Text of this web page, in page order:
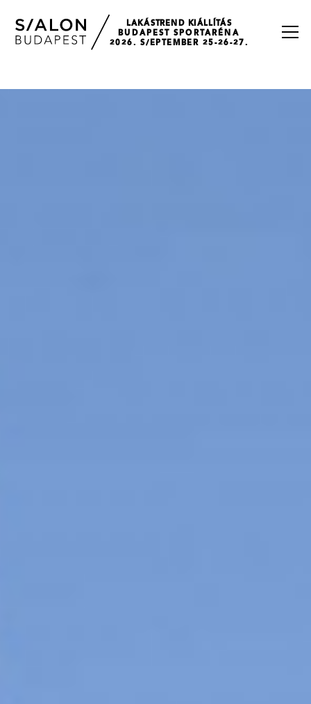
LAKÁSTREND KIÁLLÍTÁS
BUDAPEST SPORTARÉNA
2026. S/EPTEMBER 25-26-27.